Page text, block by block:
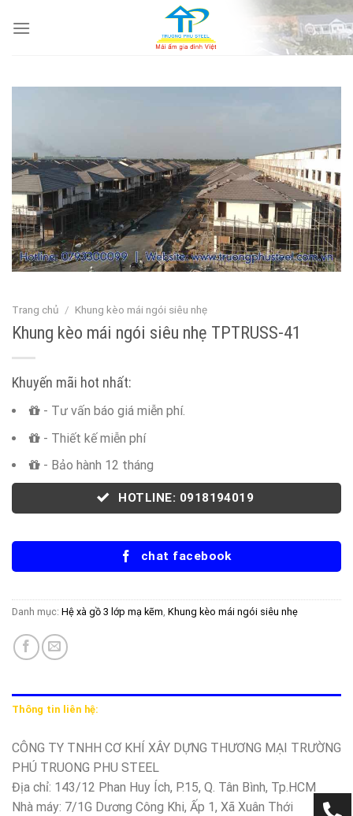
Trang chủ / Khung kèo mái ngói siêu nhẹ
Khung kèo mái ngói siêu nhẹ TPTRUSS-41
Khuyến mãi hot nhất:
- Tư vấn báo giá miễn phí.
- Thiết kế miễn phí
- Bảo hành 12 tháng
HOTLINE: 0918194019
chat facebook
Danh mục: Hệ xà gồ 3 lớp mạ kẽm, Khung kèo mái ngói siêu nhẹ
Thông tin liên hệ:
CÔNG TY TNHH CƠ KHÍ XÂY DỰNG THƯƠNG MẠI TRƯỜNG
PHÚ TRUONG PHU STEEL
Địa chỉ: 143/12 Phan Huy Ích, P.15, Q. Tân Bình, Tp.HCM
Nhà máy: 7/1G Dương Công Khi, Ấp 1, Xã Xuân Thới